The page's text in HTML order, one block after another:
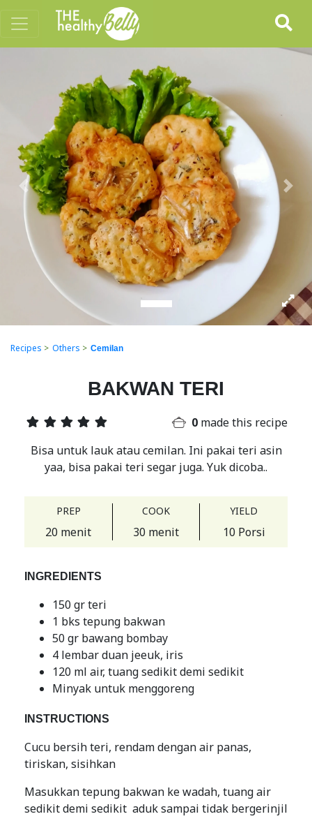
Previous Next
Recipes > Others > Cemilan
BAKWAN TERI
0 made this recipe
Bisa untuk lauk atau cemilan. Ini pakai teri asin
yaa, bisa pakai teri segar juga. Yuk dicoba..
PREP
20 menit
COOK
30 menit
YIELD
10 Porsi
INGREDIENTS
150 gr teri
1 bks tepung bakwan
50 gr bawang bombay
4 lembar duan jeeuk, iris
120 ml air, tuang sedikit demi sedikit
Minyak untuk menggoreng
INSTRUCTIONS
Cucu bersih teri, rendam dengan air panas,
tiriskan, sisihkan
Masukkan tepung bakwan ke wadah, tuang air
sedikit demi sedikit aduk sampai tidak bergerinjil